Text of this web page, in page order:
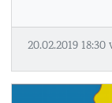
20.02.2019 18:30